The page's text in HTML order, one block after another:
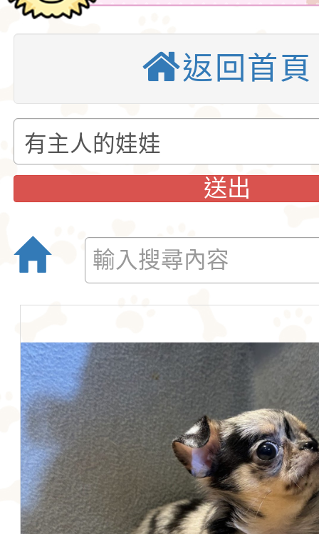
格和嬌小的體型廣受
愛。吉娃娃犬犬不
小型玩具犬，同時
犬的狩獵與防範本能
似梗類犬的氣質。
娃娃藏在花束裡，送
后阿德麗娜‧芭蒂
Patti），後者對外
娃娃成為家喻戶曉的
吉娃娃專賣店 : 大楊
吉娃娃犬舍推薦 :
4月30日出生的小朋
吉娃娃有堅韌的意志
警惕，動作迅速，以
格和嬌小的體型廣受
愛。吉娃娃犬犬不
小型玩具犬，同時也
犬的狩獵與防範本能
似梗類犬的氣質。
1890年，墨西哥總
娃娃藏在花束裡，送
后阿德麗娜‧芭蒂
Patti），後者對外
娃娃成為家喻戶曉的
姐預訂-吉娃
返回首頁
送出